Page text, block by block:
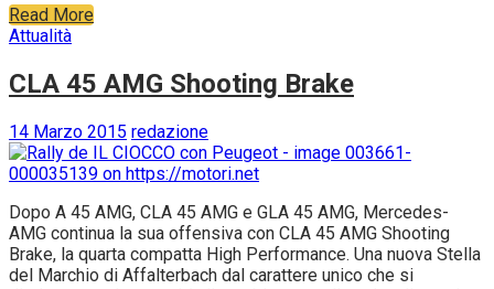
Read More
Attualità
CLA 45 AMG Shooting Brake
14 Marzo 2015 redazione
Dopo A 45 AMG, CLA 45 AMG e GLA 45 AMG, Mercedes-
AMG continua la sua offensiva con CLA 45 AMG Shooting
Brake, la quarta compatta High Performance. Una nuova Stella
del Marchio di Affalterbach dal carattere unico che si